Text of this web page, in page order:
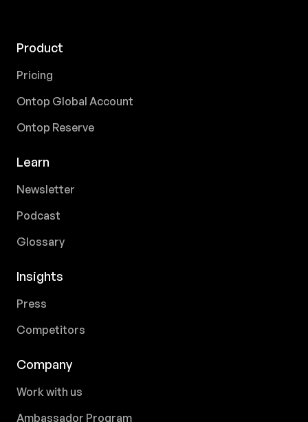
Product
Pricing
Ontop Global Account
Ontop Reserve
Learn
Newsletter
Podcast
Glossary
Insights
Press
Competitors
Company
Work with us
Ambassador Program